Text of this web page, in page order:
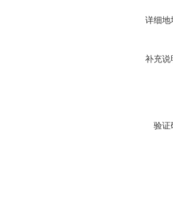
详细地
补充说
验证